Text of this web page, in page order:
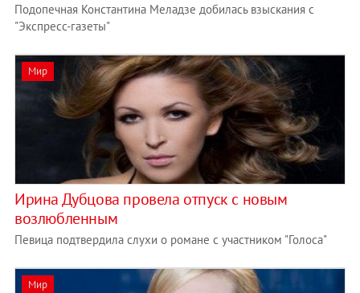
Подопечная Константина Меладзе добилась взыскания с
"Экспресс-газеты"
Мир
Ирина Дубцова провела отпуск с новым
возлюбленным
Певица подтвердила слухи о романе с участником "Голоса"
Мир